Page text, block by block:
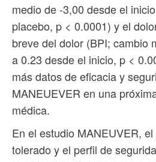
medio de -3,00 desde el
placebo, p < 0.0001) y el
breve del dolor (BPI; cambio
a 0.23 desde el inicio, p <
más datos de eficacia y
MANEUEVER en una
médica.
En el estudio MANEUVER,
tolerado y el perfil de